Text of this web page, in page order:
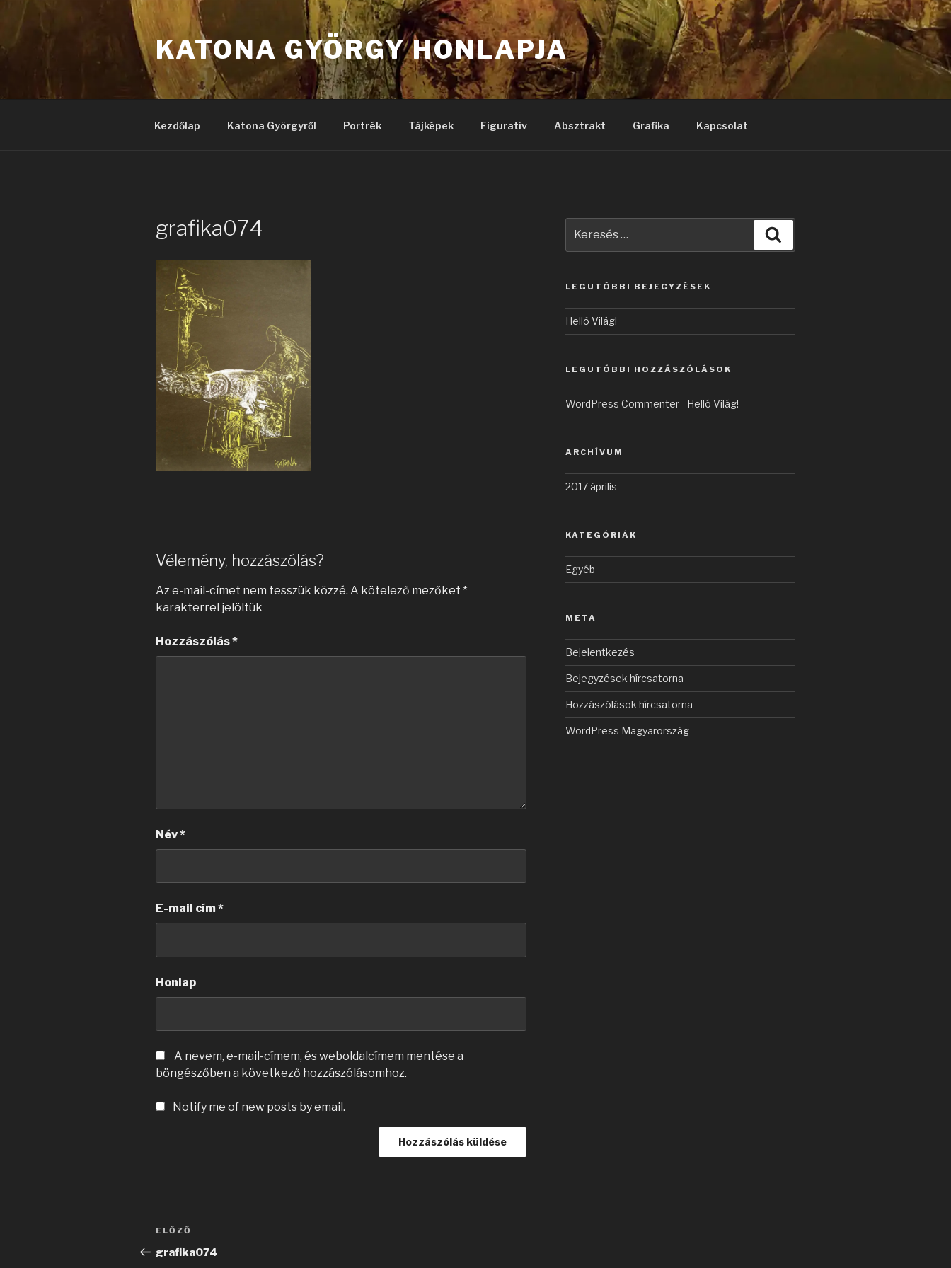
Tartalomhoz
KATONA GYÖRGY HONLAPJA
Kezdőlap Katona Györgyről Portrék Tájképek Figuratív Absztrakt Grafika Kapcsolat
grafika074
Vélemény, hozzászólás?
Az e-mail-címet nem tesszük közzé. A kötelező mezőket *
karakterrel jelöltük
Hozzászólás*
Név*
E-mail cím*
Honlap
A nevem, e-mail-címem, és weboldalcímem mentése a
böngészőben a következő hozzászólásomhoz.
Notify me of new posts by email.
Bejegyzés
navigáció
Korábbi
bejegyzés
ELŐZŐ
grafika074
következő
LEGUTÓBBI BEJEGYZÉSEK
Helló Világ!
LEGUTÓBBI HOZZÁSZÓLÁSOK
WordPress Commenter- Helló Világ!
ARCHÍVUM
2017 április
KATEGÓRIÁK
Egyéb
META
Bejelentkezés
Bejegyzések hírcsatorna
Hozzászólások hírcsatorna
WordPress Magyarország